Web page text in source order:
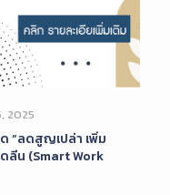
2025
“ลดสูญเปล่า เพิ่ม
น (Smart Work